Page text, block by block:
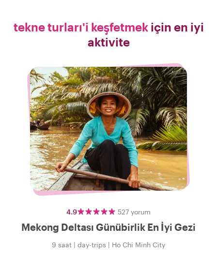
tekne turları'i keşfetmekiçin en iyi
aktivite
4.9 527 yorum
Mekong Deltası Günübirlik En İyi Gezi
9 saat | day-trips | Ho Chi Minh City